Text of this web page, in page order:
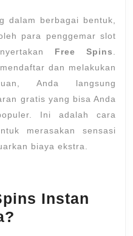
dalam berbagai bentuk,
para penggemar slot
Free Spins
dan melakukan
Anda langsung
gratis yang bisa Anda
Ini adalah cara
merasakan sensasi
biaya ekstra.
Instan